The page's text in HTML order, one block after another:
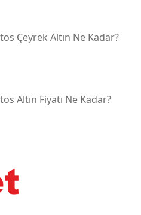
Çeyrek Altın Ne Kadar?
Altın Fiyatı Ne Kadar?